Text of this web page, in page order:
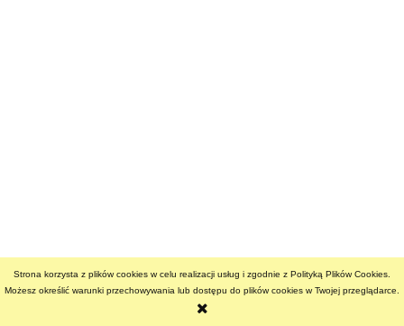
Strona korzysta z plików cookies w celu realizacji usług i zgodnie z Polityką Plików Cookies.
Możesz określić warunki przechowywania lub dostępu do plików cookies w Twojej przeglądarce.